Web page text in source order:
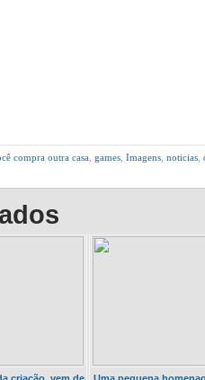
compra outra casa games Imagens noticias